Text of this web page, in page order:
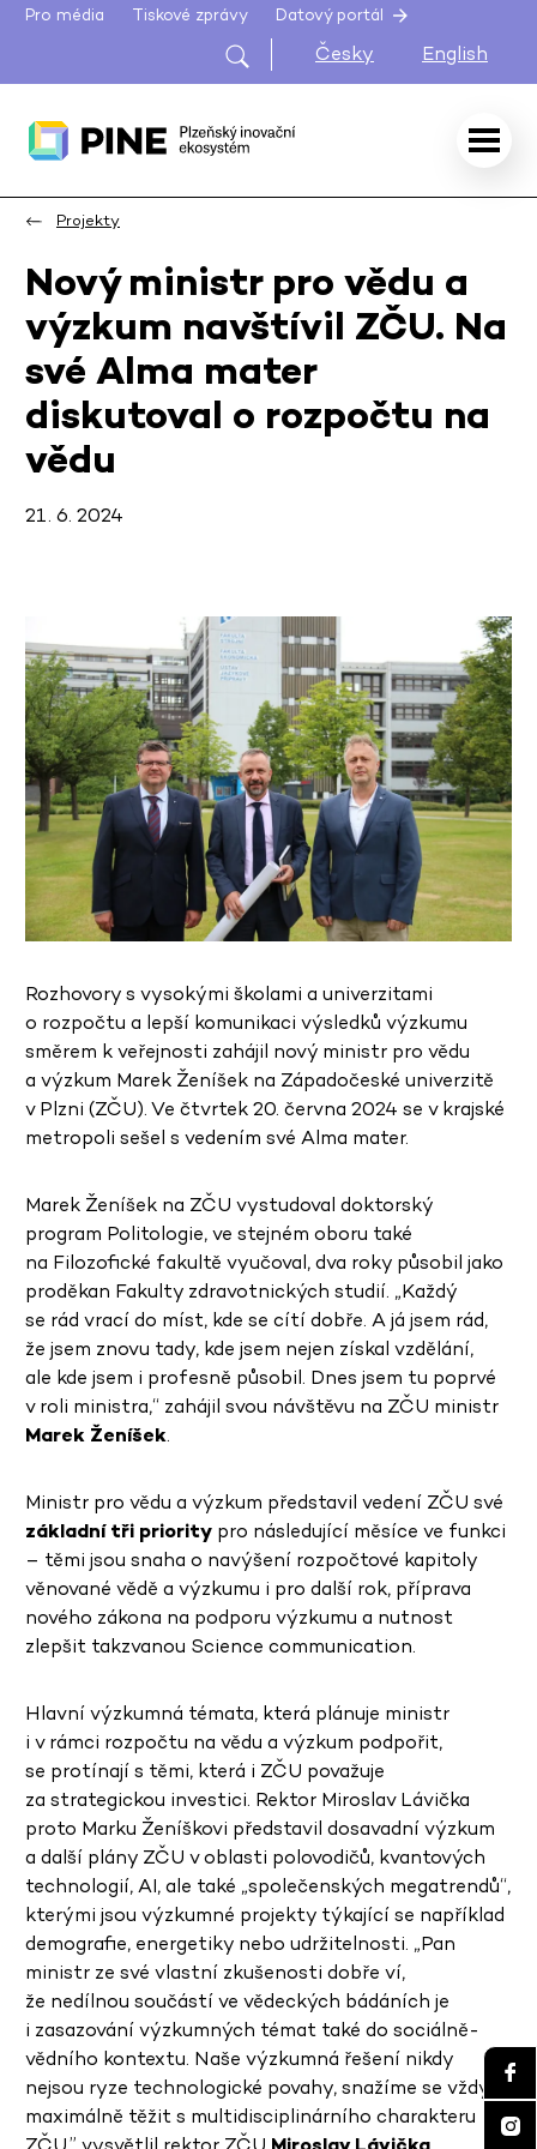
Pro média Tiskové zprávy Datový portál
Česky English
Projekty
Nový ministr pro vědu a
výzkum navštívil ZČU. Na
své Alma mater
diskutoval o rozpočtu na
vědu
21. 6. 2024
Rozhovory s vysokými školami a univerzitami
o rozpočtu a lepší komunikaci výsledků výzkumu
směrem k veřejnosti zahájil nový ministr pro vědu
a výzkum Marek Ženíšek na Západočeské univerzitě
v Plzni (ZČU). Ve čtvrtek 20. června 2024 se v krajské
metropoli sešel s vedením své Alma mater.
Marek Ženíšek na ZČU vystudoval doktorský
program Politologie, ve stejném oboru také
na Filozofické fakultě vyučoval, dva roky působil jako
proděkan Fakulty zdravotnických studií. „Každý
se rád vrací do míst, kde se cítí dobře. A já jsem rád,
že jsem znovu tady, kde jsem nejen získal vzdělání,
ale kde jsem i profesně působil. Dnes jsem tu poprvé
v roli ministra,“ zahájil svou návštěvu na ZČU ministr
Marek Ženíšek.
Ministr pro vědu a výzkum představil vedení ZČU své
základní tři priority pro následující měsíce ve funkci
– těmi jsou snaha o navýšení rozpočtové kapitoly
věnované vědě a výzkumu i pro další rok, příprava
nového zákona na podporu výzkumu a nutnost
zlepšit takzvanou Science communication.
Hlavní výzkumná témata, která plánuje ministr
i v rámci rozpočtu na vědu a výzkum podpořit,
se protínají s těmi, která i ZČU považuje
za strategickou investici. Rektor Miroslav Lávička
proto Marku Ženíškovi představil dosavadní výzkum
a další plány ZČU v oblasti polovodičů, kvantových
technologií, AI, ale také „společenských megatrendů“,
kterými jsou výzkumné projekty týkající se například
demografie, energetiky nebo udržitelnosti. „Pan
ministr ze své vlastní zkušenosti dobře ví,
že nedílnou součástí ve vědeckých bádáních je
i zasazování výzkumných témat také do sociálně-
vědního kontextu. Naše výzkumná řešení nikdy
nejsou ryze technologické povahy, snažíme se vždy
maximálně těžit s multidisciplinárního charakteru